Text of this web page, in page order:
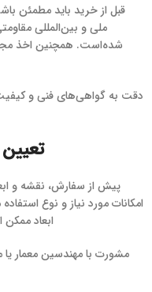
قبل از خرید باید مطمئن
ملی و بین‌المللی
شده‌است. همچنین اخذ
دقت به گواهی‌های فنی و
پیش از سفارش، نقشه و
امکانات مورد نیاز و نوع
ابعاد
مشورت با مهندسین معمار